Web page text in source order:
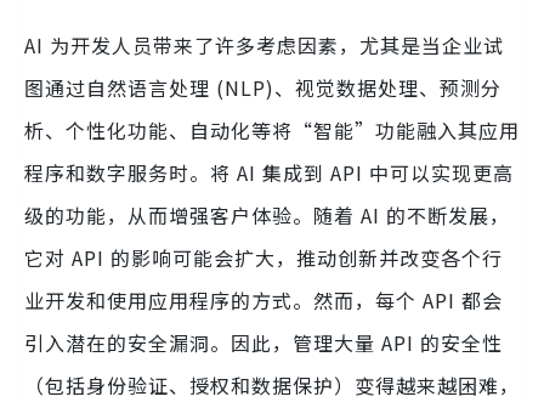
AI 为开发人员带来了许多考虑因素，尤其是当企业试
图通过自然语言处理 (NLP)、视觉数据处理、预测分
析、个性化功能、自动化等将“智能”功能融入其应用
程序和数字服务时。将 AI 集成到 API 中可以实现更高
级的功能，从而增强客户体验。随着 AI 的不断发展，
它对 API 的影响可能会扩大，推动创新并改变各个行
业开发和使用应用程序的方式。然而，每个 API 都会
引入潜在的安全漏洞。因此，管理大量 API 的安全性
（包括身份验证、授权和数据保护）变得越来越困难，